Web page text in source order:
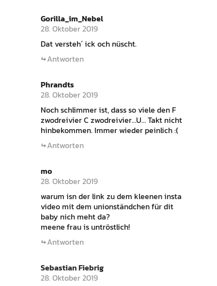
Gorilla_im_Nebel
28. Oktober 2019
Dat versteh´ ick och nüscht.
Antworten
Phrandts
28. Oktober 2019
Noch schlimmer ist, dass so viele den F
zwodreivier C zwodreivier…U… Takt nicht
hinbekommen. Immer wieder peinlich :(
Antworten
mo
28. Oktober 2019
warum isn der link zu dem kleenen insta
video mit dem unionständchen für dit
baby nich meht da?
meene frau is untröstlich!
Antworten
Sebastian Fiebrig
28. Oktober 2019